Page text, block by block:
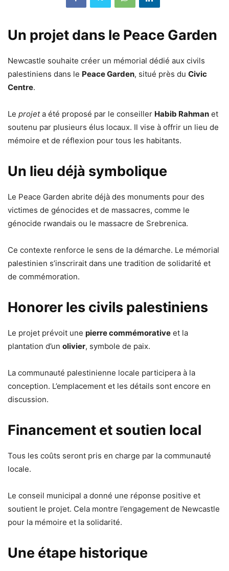
Un projet dans le Peace Garden
Newcastle souhaite créer un mémorial dédié aux civils
palestiniens dans le Peace Garden, situé près du Civic
Centre.
Le projeta été proposé par le conseiller Habib Rahman et
soutenu par plusieurs élus locaux. Il vise à offrir un lieu de
mémoire et de réflexion pour tous les habitants.
Un lieu déjà symbolique
Le Peace Garden abrite déjà des monuments pour des
victimes de génocides et de massacres, comme le
génocide rwandais ou le massacre de Srebrenica.
Ce contexte renforce le sens de la démarche. Le mémorial
palestinien s’inscrirait dans une tradition de solidarité et
de commémoration.
Honorer les civils palestiniens
Le projet prévoit une pierre commémorative et la
plantation d’un olivier, symbole de paix.
La communauté palestinienne locale participera à la
conception. L’emplacement et les détails sont encore en
discussion.
Financement et soutien local
Tous les coûts seront pris en charge par la communauté
locale.
Le conseil municipal a donné une réponse positive et
soutient le projet. Cela montre l’engagement de Newcastle
pour la mémoire et la solidarité.
Une étape historique